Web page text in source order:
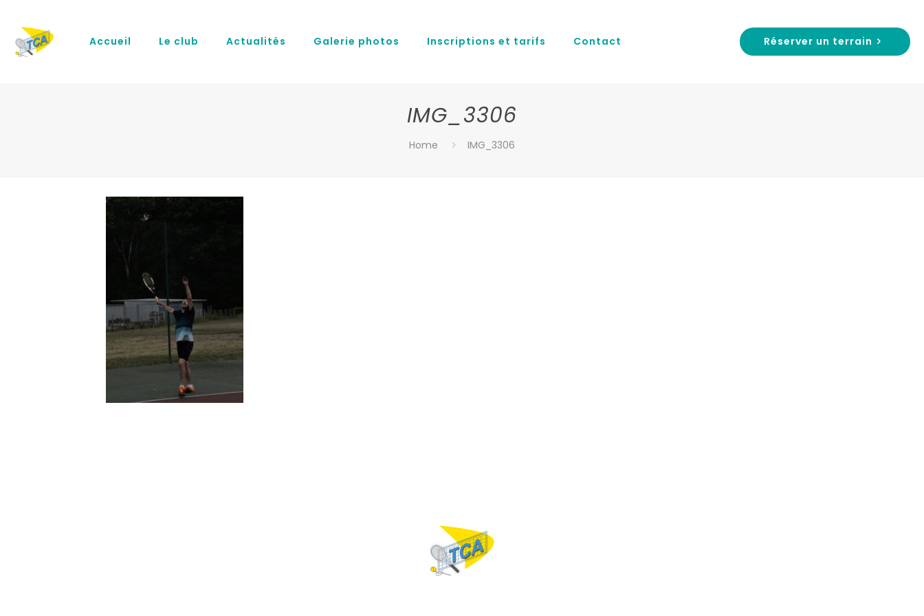
Accueil Le club Actualités Galerie photos Inscriptions et tarifs Contact Réserver un terrain
IMG_3306
Home IMG_3306